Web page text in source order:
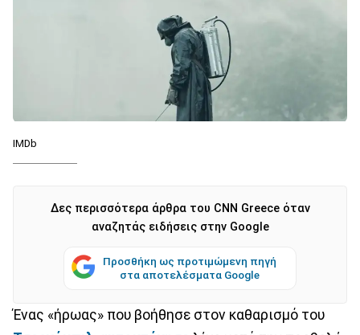
IMDb
Δες περισσότερα άρθρα του CNN Greece όταν
αναζητάς ειδήσεις στην Google
Προσθήκη ως προτιμώμενη πηγή
στα αποτελέσματα Google
Ένας «ήρωας» που βοήθησε στον καθαρισμό του